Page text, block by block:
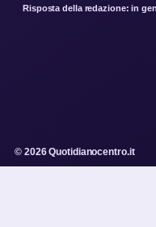
Risposta della redazione: in
© 2026 Quotidianocentro.it